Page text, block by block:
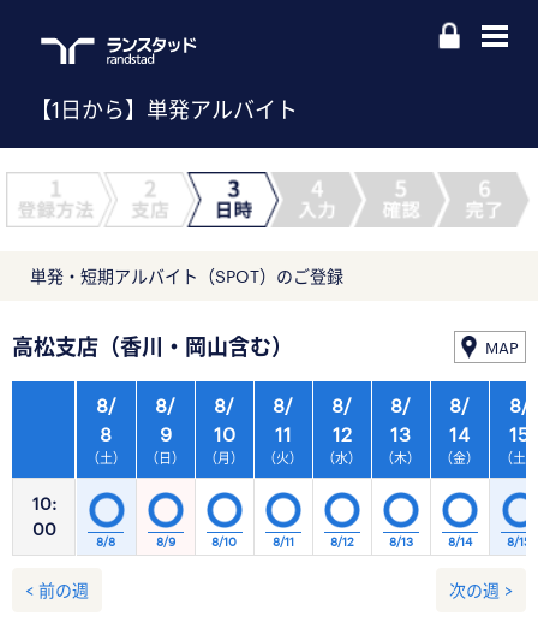
【1日から】単発アルバイト
単発・短期アルバイト（SPOT）のご登録
高松支店（香川・岡山含む） MAP
10:
00
8/
8
（土）
8/
9
（日）
8/
10
（月）
8/
11
（火）
8/
12
（水）
8/
13
（木）
8/
14
（金）
8/8 8/9 8/10 8/11 8/12 8/13 8/14
8/
15
（土）
8/15
< 前の週 次の週 >